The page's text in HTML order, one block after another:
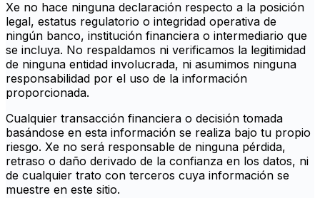
Xe no hace ninguna declaración respecto a la posición
legal, estatus regulatorio o integridad operativa de
ningún banco, institución financiera o intermediario que
se incluya. No respaldamos ni verificamos la legitimidad
de ninguna entidad involucrada, ni asumimos ninguna
responsabilidad por el uso de la información
proporcionada.
Cualquier transacción financiera o decisión tomada
basándose en esta información se realiza bajo tu propio
riesgo. Xe no será responsable de ninguna pérdida,
retraso o daño derivado de la confianza en los datos, ni
de cualquier trato con terceros cuya información se
muestre en este sitio.